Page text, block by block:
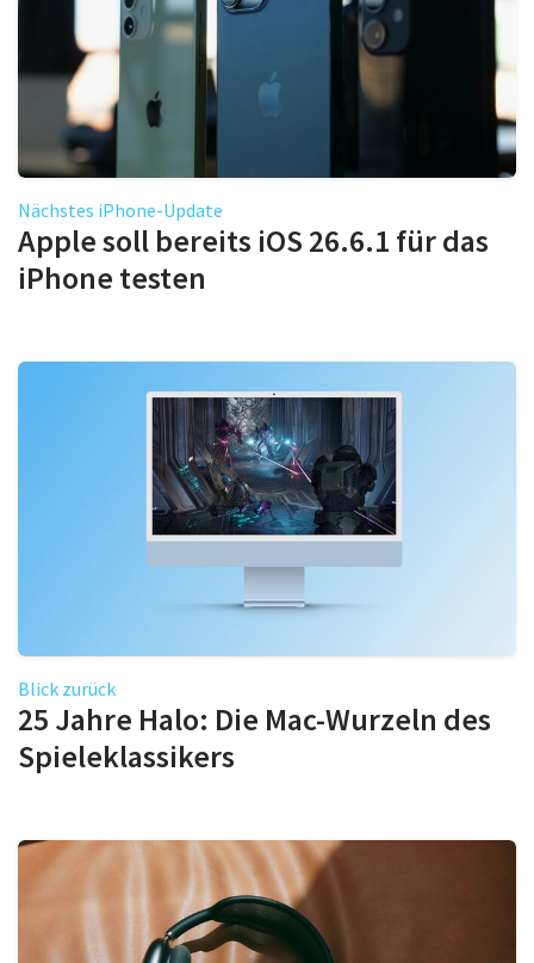
Nächstes iPhone-Update
Apple soll bereits iOS 26.6.1 für das
iPhone testen
Blick zurück
25 Jahre Halo: Die Mac-Wurzeln des
Spieleklassikers